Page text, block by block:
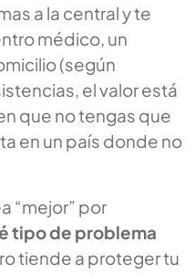
a la central y te
médico, un
(según
el valor está
que no tengas que
en un país donde no
“mejor” por
tipo de problema
tiende a proteger tu